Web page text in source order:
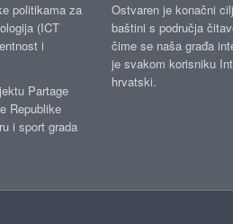
politikama za
(ICT
i
Partage
Republike
i sport grada
Ostvaren je konačni
baštini s područja
čime se naša građa
je svakom korisniku
hrvatski.